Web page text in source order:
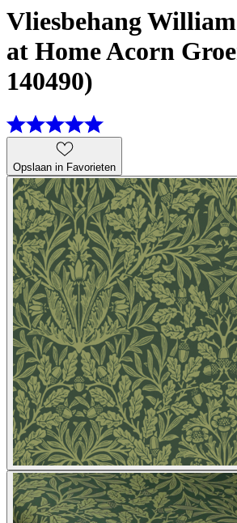
Vliesbehang
at Home Acorn
140490)
Opslaan in Favorieten